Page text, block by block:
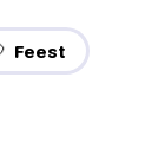
Feest